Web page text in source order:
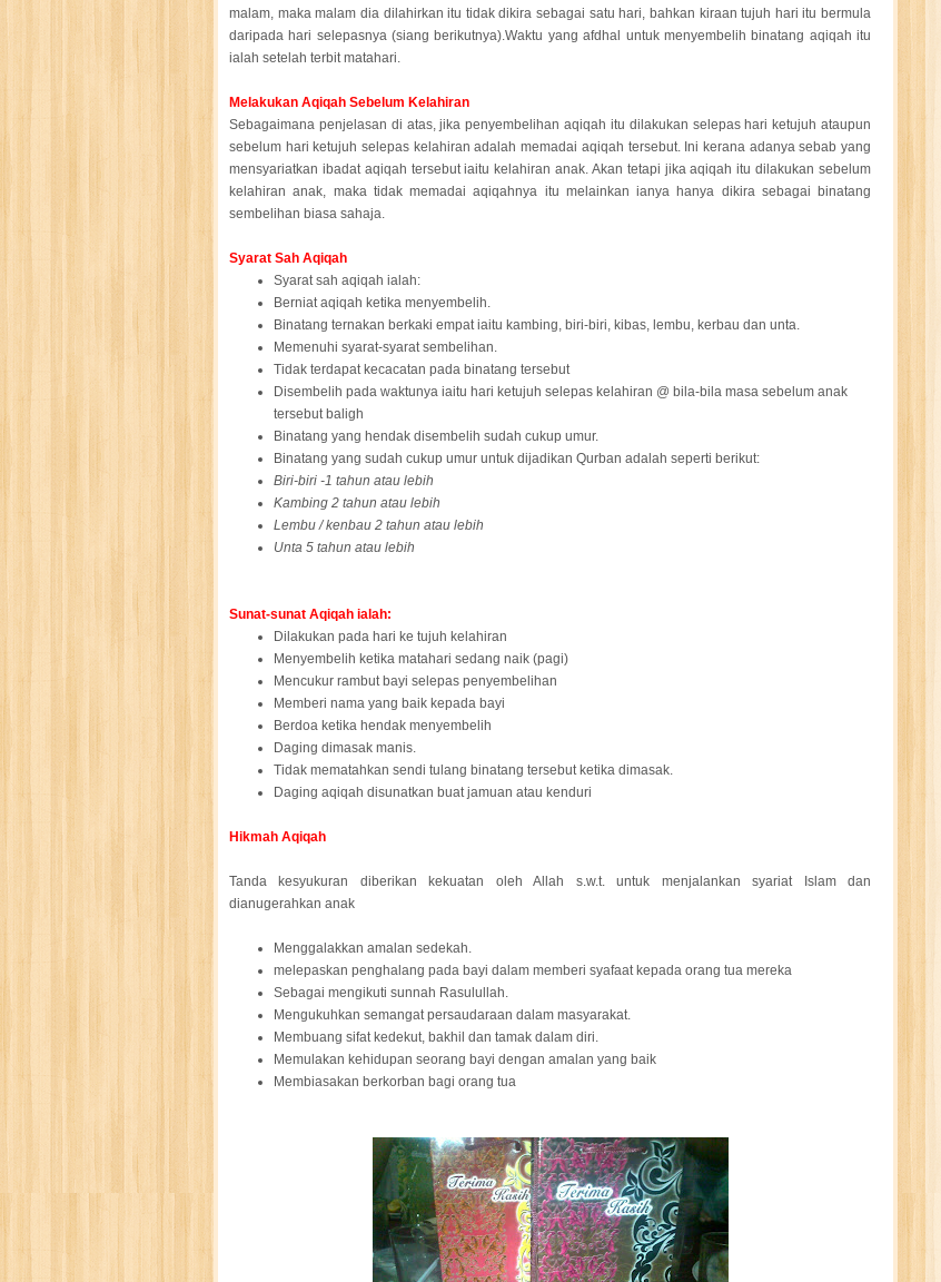
malam, maka malam dia dilahirkan itu tidak dikira sebagai satu hari, bahkan kiraan tujuh hari itu bermula
daripada hari selepasnya (siang berikutnya).Waktu yang afdhal untuk menyembelih binatang aqiqah itu
ialah setelah terbit matahari.
Melakukan Aqiqah Sebelum Kelahiran
Sebagaimana penjelasan di atas, jika penyembelihan aqiqah itu dilakukan selepas hari ketujuh ataupun
sebelum hari ketujuh selepas kelahiran adalah memadai aqiqah tersebut. Ini kerana adanya sebab yang
mensyariatkan ibadat aqiqah tersebut iaitu kelahiran anak. Akan tetapi jika aqiqah itu dilakukan sebelum
kelahiran anak, maka tidak memadai aqiqahnya itu melainkan ianya hanya dikira sebagai binatang
sembelihan biasa sahaja.
Syarat Sah Aqiqah
Syarat sah aqiqah ialah:
Berniat aqiqah ketika menyembelih.
Binatang ternakan berkaki empat iaitu kambing, biri-biri, kibas, lembu, kerbau dan unta.
Memenuhi syarat-syarat sembelihan.
Tidak terdapat kecacatan pada binatang tersebut
Disembelih pada waktunya iaitu hari ketujuh selepas kelahiran @ bila-bila masa sebelum anak
tersebut baligh
Binatang yang hendak disembelih sudah cukup umur.
Binatang yang sudah cukup umur untuk dijadikan Qurban adalah seperti berikut:
Biri-biri -1 tahun atau lebih
Kambing 2 tahun atau lebih
Lembu / kenbau 2 tahun atau lebih
Unta 5 tahun atau lebih
Sunat-sunat Aqiqah ialah:
Dilakukan pada hari ke tujuh kelahiran
Menyembelih ketika matahari sedang naik (pagi)
Mencukur rambut bayi selepas penyembelihan
Memberi nama yang baik kepada bayi
Berdoa ketika hendak menyembelih
Daging dimasak manis.
Tidak mematahkan sendi tulang binatang tersebut ketika dimasak.
Daging aqiqah disunatkan buat jamuan atau kenduri
Hikmah Aqiqah
Tanda kesyukuran diberikan kekuatan oleh Allah s.w.t. untuk menjalankan syariat Islam dan
dianugerahkan anak
Menggalakkan amalan sedekah.
melepaskan penghalang pada bayi dalam memberi syafaat kepada orang tua mereka
Sebagai mengikuti sunnah Rasulullah.
Mengukuhkan semangat persaudaraan dalam masyarakat.
Membuang sifat kedekut, bakhil dan tamak dalam diri.
Memulakan kehidupan seorang bayi dengan amalan yang baik
Membiasakan berkorban bagi orang tua